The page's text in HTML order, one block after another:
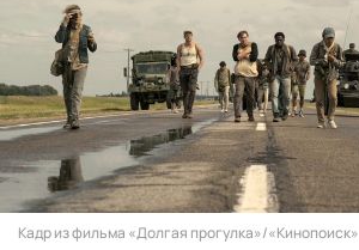
Кадр из фильма «Долгая прогулка»/«Кинопоиск»